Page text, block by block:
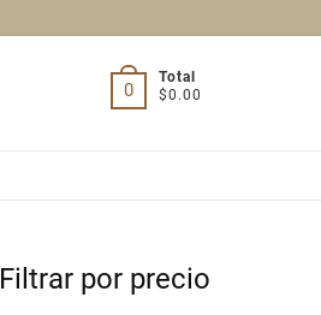
0
Total
$0.00
Filtrar por precio